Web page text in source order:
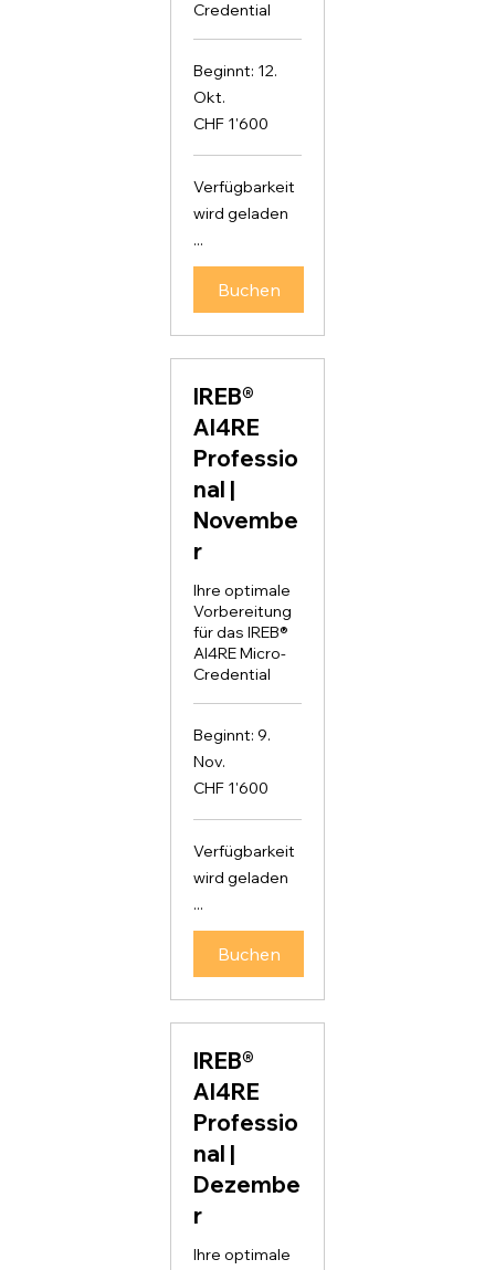
Credential
Beginnt: 12.
Okt.
1'600
Schweizer
CHF 1'600
Verfügbarkeit
wird geladen
...
Buchen
IREB®
AI4RE
Professio
nal |
Novembe
r
Ihre optimale
Vorbereitung
für das IREB®
AI4RE Micro-
Credential
Beginnt: 9.
Nov.
1'600
Schweizer
CHF 1'600
Verfügbarkeit
wird geladen
...
Buchen
IREB®
AI4RE
Professio
nal |
Dezembe
r
Ihre optimale